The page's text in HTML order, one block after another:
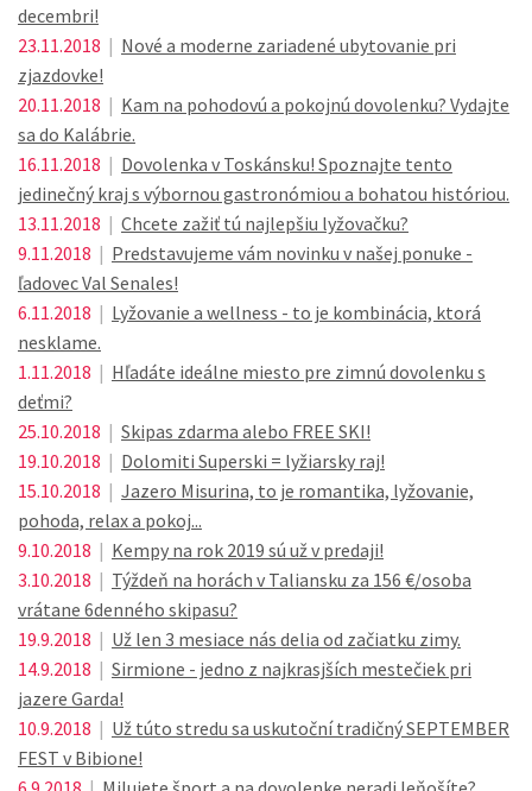
decembri!
23.11.2018 | Nové a moderne zariadené ubytovanie pri
zjazdovke!
20.11.2018 | Kam na pohodovú a pokojnú dovolenku? Vydajte
sa do Kalábrie.
16.11.2018 | Dovolenka v Toskánsku! Spoznajte tento
jedinečný kraj s výbornou gastronómiou a bohatou históriou.
13.11.2018 | Chcete zažiť tú najlepšiu lyžovačku?
9.11.2018 | Predstavujeme vám novinku v našej ponuke -
ľadovec Val Senales!
6.11.2018 | Lyžovanie a wellness - to je kombinácia, ktorá
nesklame.
1.11.2018 | Hľadáte ideálne miesto pre zimnú dovolenku s
deťmi?
25.10.2018 | Skipas zdarma alebo FREE SKI!
19.10.2018 | Dolomiti Superski = lyžiarsky raj!
15.10.2018 | Jazero Misurina, to je romantika, lyžovanie,
pohoda, relax a pokoj...
9.10.2018 | Kempy na rok 2019 sú už v predaji!
3.10.2018 | Týždeň na horách v Taliansku za 156 €/osoba
vrátane 6denného skipasu?
19.9.2018 | Už len 3 mesiace nás delia od začiatku zimy.
14.9.2018 | Sirmione - jedno z najkrasjších mestečiek pri
jazere Garda!
10.9.2018 | Už túto stredu sa uskutoční tradičný SEPTEMBER
FEST v Bibione!